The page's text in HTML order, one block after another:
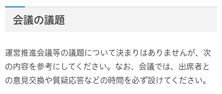
会議の議題
運営推進会議等の議題について決まりはありませんが、次
の内容を参考にしてください。なお、会議では、出席者と
の意見交換や質疑応答などの時間を必ず設けてください。